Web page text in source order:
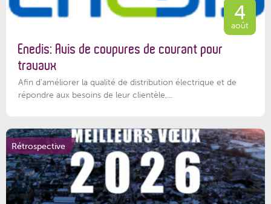
4
août
Enedis: Avis de coupures de courant pour
travaux
Afin d’améliorer la qualité de distribution électrique et de
répondre aux besoins de leur clientèle,...
Rétrospective